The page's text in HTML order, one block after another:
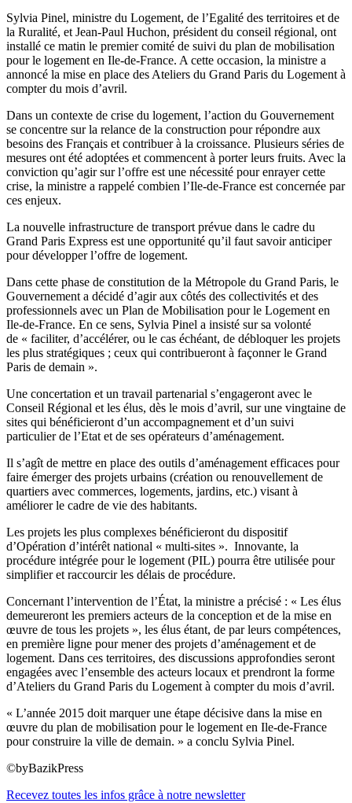
Sylvia Pinel, ministre du Logement, de l’Egalité des territoires et de
la Ruralité, et Jean-Paul Huchon, président du conseil régional, ont
installé ce matin le premier comité de suivi du plan de mobilisation
pour le logement en Ile-de-France. A cette occasion, la ministre a
annoncé la mise en place des Ateliers du Grand Paris du Logement à
compter du mois d’avril.
Dans un contexte de crise du logement, l’action du Gouvernement
se concentre sur la relance de la construction pour répondre aux
besoins des Français et contribuer à la croissance. Plusieurs séries de
mesures ont été adoptées et commencent à porter leurs fruits. Avec la
conviction qu’agir sur l’offre est une nécessité pour enrayer cette
crise, la ministre a rappelé combien l’Ile-de-France est concernée par
ces enjeux.
La nouvelle infrastructure de transport prévue dans le cadre du
Grand Paris Express est une opportunité qu’il faut savoir anticiper
pour développer l’offre de logement.
Dans cette phase de constitution de la Métropole du Grand Paris, le
Gouvernement a décidé d’agir aux côtés des collectivités et des
professionnels avec un Plan de Mobilisation pour le Logement en
Ile-de-France. En ce sens, Sylvia Pinel a insisté sur sa volonté
de « faciliter, d’accélérer, ou le cas échéant, de débloquer les projets
les plus stratégiques ; ceux qui contribueront à façonner le Grand
Paris de demain ».
Une concertation et un travail partenarial s’engageront avec le
Conseil Régional et les élus, dès le mois d’avril, sur une vingtaine de
sites qui bénéficieront d’un accompagnement et d’un suivi
particulier de l’Etat et de ses opérateurs d’aménagement.
Il s’agît de mettre en place des outils d’aménagement efficaces pour
faire émerger des projets urbains (création ou renouvellement de
quartiers avec commerces, logements, jardins, etc.) visant à
améliorer le cadre de vie des habitants.
Les projets les plus complexes bénéficieront du dispositif
d’Opération d’intérêt national « multi-sites ». Innovante, la
procédure intégrée pour le logement (PIL) pourra être utilisée pour
simplifier et raccourcir les délais de procédure.
Concernant l’intervention de l’État, la ministre a précisé : « Les élus
demeureront les premiers acteurs de la conception et de la mise en
œuvre de tous les projets », les élus étant, de par leurs compétences,
en première ligne pour mener des projets d’aménagement et de
logement. Dans ces territoires, des discussions approfondies seront
engagées avec l’ensemble des acteurs locaux et prendront la forme
d’Ateliers du Grand Paris du Logement à compter du mois d’avril.
« L’année 2015 doit marquer une étape décisive dans la mise en
œuvre du plan de mobilisation pour le logement en Ile-de-France
pour construire la ville de demain. » a conclu Sylvia Pinel.
©byBazikPress
Recevez toutes les infos grâce à notre newsletter